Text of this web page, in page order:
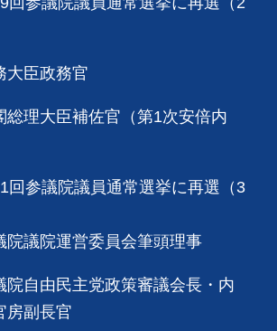
大臣政務官
総理大臣補佐官（第1次安倍内
回参議院議員通常選挙に再選（3
院議院運営委員会筆頭理事
院自由民主党政策審議会長・内
房副長官